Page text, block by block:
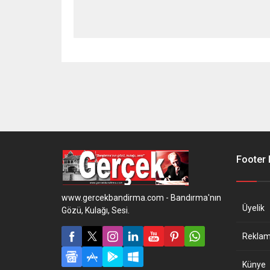
www.gercekbandirma.com - Bandırma'nın
Gözü, Kulağı, Sesi.
Footer
Üyelik
Künye